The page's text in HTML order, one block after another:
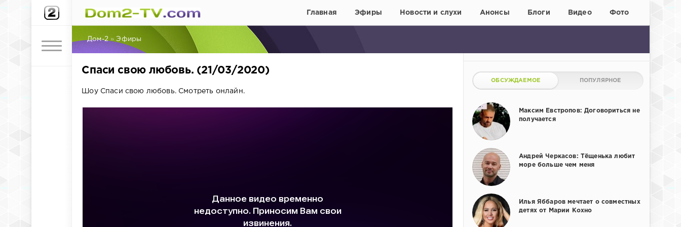
Главная Эфиры Новости и слухи Анонсы Блоги Видео Фото
Дом-2 »Эфиры
Спаси свою любовь. (21/03/2020)
Шоу Спаси свою любовь. Смотреть онлайн.
ОБСУЖДАЕМОЕ ПОПУЛЯРНОЕ
Максим Евстропов: Договориться не
получается
Андрей Черкасов: Тёщенька любит
море больше чем меня
Илья Яббаров мечтает о совместных
детях от Марии Кохно